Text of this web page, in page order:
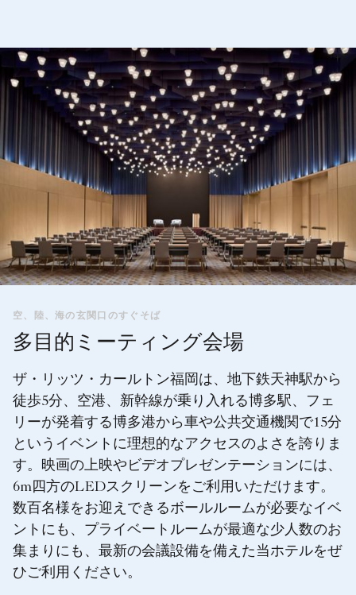
空、陸、海の玄関口のすぐそば
多目的ミーティング会場
ザ・リッツ・カールトン福岡は、地下鉄天神駅から
徒歩5分、空港、新幹線が乗り入れる博多駅、フェ
リーが発着する博多港から車や公共交通機関で15分
というイベントに理想的なアクセスのよさを誇りま
す。映画の上映やビデオプレゼンテーションには、
6m四方のLEDスクリーンをご利用いただけます。
数百名様をお迎えできるボールルームが必要なイベ
ントにも、プライベートルームが最適な少人数のお
集まりにも、最新の会議設備を備えた当ホテルをぜ
ひご利用ください。